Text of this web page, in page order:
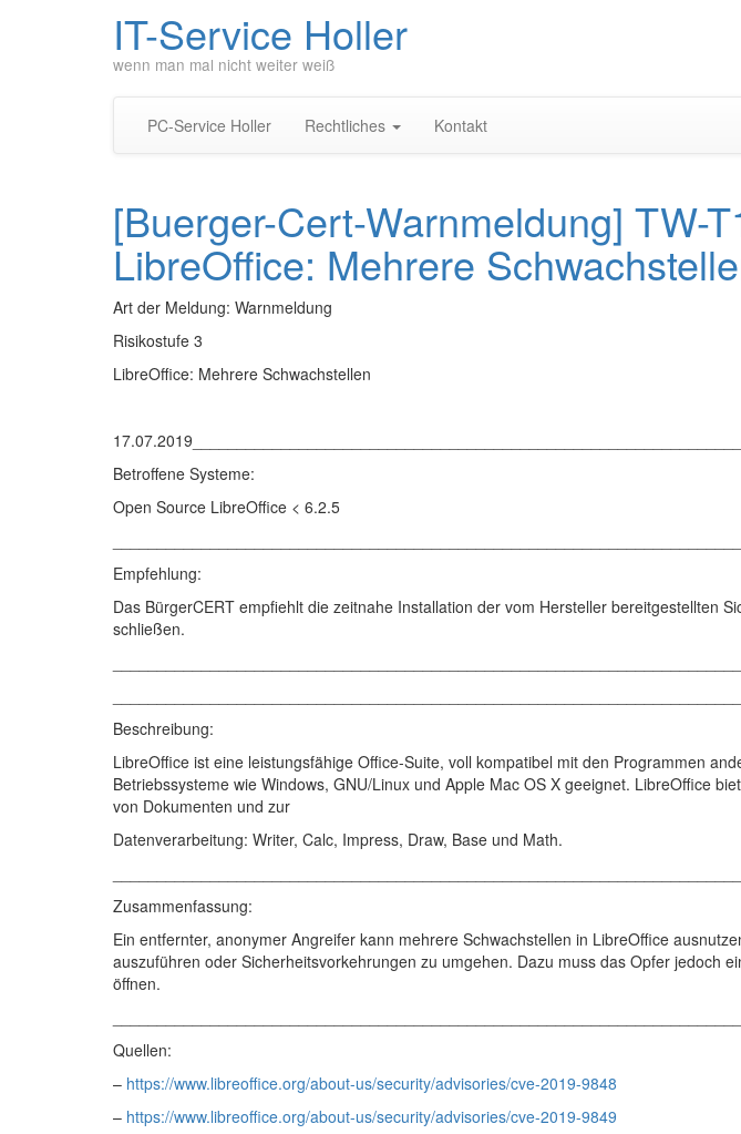
IT-Service Holler
wenn man mal nicht weiter weiß
PC-Service Holler Rechtliches Kontakt
[Buerger-Cert-Warnmeldung] TW-
LibreOffice: Mehrere
Art der Meldung: Warnmeldung
Risikostufe 3
LibreOffice: Mehrere Schwachstellen
Betroffene Systeme:
Open Source LibreOffice < 6.2.5
Empfehlung:
Das BürgerCERT empfiehlt die zeitnahe Installation der vom Hersteller bereitgestellten
schließen.
Beschreibung:
LibreOffice ist eine leistungsfähige Office-Suite, voll kompatibel mit den Programmen
Betriebssysteme wie Windows, GNU/Linux und Apple Mac OS X geeignet. LibreOffice
von Dokumenten und zur
Datenverarbeitung: Writer, Calc, Impress, Draw, Base und Math.
Zusammenfassung:
Ein entfernter, anonymer Angreifer kann mehrere Schwachstellen in LibreOffice
auszuführen oder Sicherheitsvorkehrungen zu umgehen. Dazu muss das Opfer jedoch
öffnen.
Quellen:
– https://www.libreoffice.org/about-us/security/advisories/cve-2019-9848
– https://www.libreoffice.org/about-us/security/advisories/cve-2019-9849